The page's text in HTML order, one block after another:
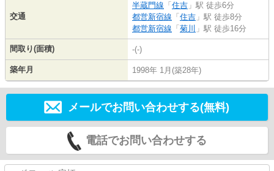
交通
半蔵門線 「 住吉 」駅 徒歩6分
都営新宿線 「 住吉 」駅 徒歩8分
都営新宿線 「 菊川 」駅 徒歩16分
間取り(面積) -(-)
築年月 1998年 1月(築28年)
メールでお問い合わせする(無料)
電話でお問い合わせする